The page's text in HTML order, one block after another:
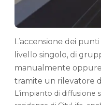
L’accensione dei
livello singolo, di
manualmente
tramite un rilevatore
L’impianto di diffusione